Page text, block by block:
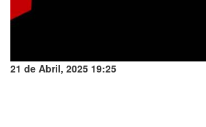
21 de Abril, 2025 19:25